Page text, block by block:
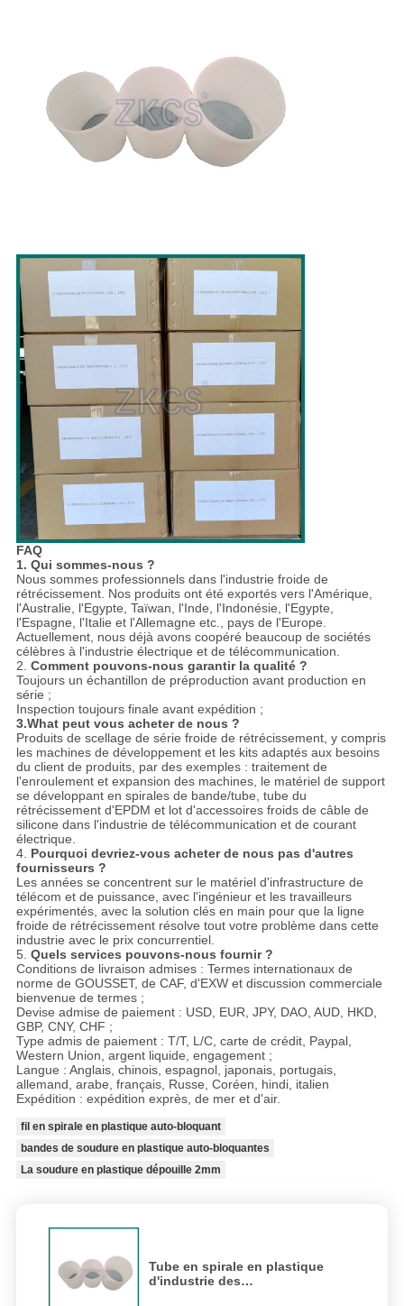
FAQ
1. Qui sommes-nous ?
Nous sommes professionnels dans l'industrie froide de
rétrécissement. Nos produits ont été exportés vers l'Amérique,
l'Australie, l'Egypte, Taïwan, l'Inde, l'Indonésie, l'Egypte,
l'Espagne, l'Italie et l'Allemagne etc., pays de l'Europe.
Actuellement, nous déjà avons coopéré beaucoup de sociétés
célèbres à l'industrie électrique et de télécommunication.
2. Comment pouvons-nous garantir la qualité ?
Toujours un échantillon de préproduction avant production en
série ;
Inspection toujours finale avant expédition ;
3.What peut vous acheter de nous ?
Produits de scellage de série froide de rétrécissement, y compris
les machines de développement et les kits adaptés aux besoins
du client de produits, par des exemples : traitement de
l'enroulement et expansion des machines, le matériel de support
se développant en spirales de bande/tube, tube du
rétrécissement d'EPDM et lot d'accessoires froids de câble de
silicone dans l'industrie de télécommunication et de courant
électrique.
4. Pourquoi devriez-vous acheter de nous pas d'autres
fournisseurs ?
Les années se concentrent sur le matériel d'infrastructure de
télécom et de puissance, avec l'ingénieur et les travailleurs
expérimentés, avec la solution clés en main pour que la ligne
froide de rétrécissement résolve tout votre problème dans cette
industrie avec le prix concurrentiel.
5. Quels services pouvons-nous fournir ?
Conditions de livraison admises : Termes internationaux de
norme de GOUSSET, de CAF, d'EXW et discussion commerciale
bienvenue de termes ;
Devise admise de paiement : USD, EUR, JPY, DAO, AUD, HKD,
GBP, CNY, CHF ;
Type admis de paiement : T/T, L/C, carte de crédit, Paypal,
Western Union, argent liquide, engagement ;
Langue : Anglais, chinois, espagnol, japonais, portugais,
allemand, arabe, français, Russe, Coréen, hindi, italien
Expédition : expédition exprès, de mer et d'air.
fil en spirale en plastique auto-bloquant
bandes de soudure en plastique auto-bloquantes
La soudure en plastique dépouille 2mm
Tube en spirale en plastique
d'industrie des